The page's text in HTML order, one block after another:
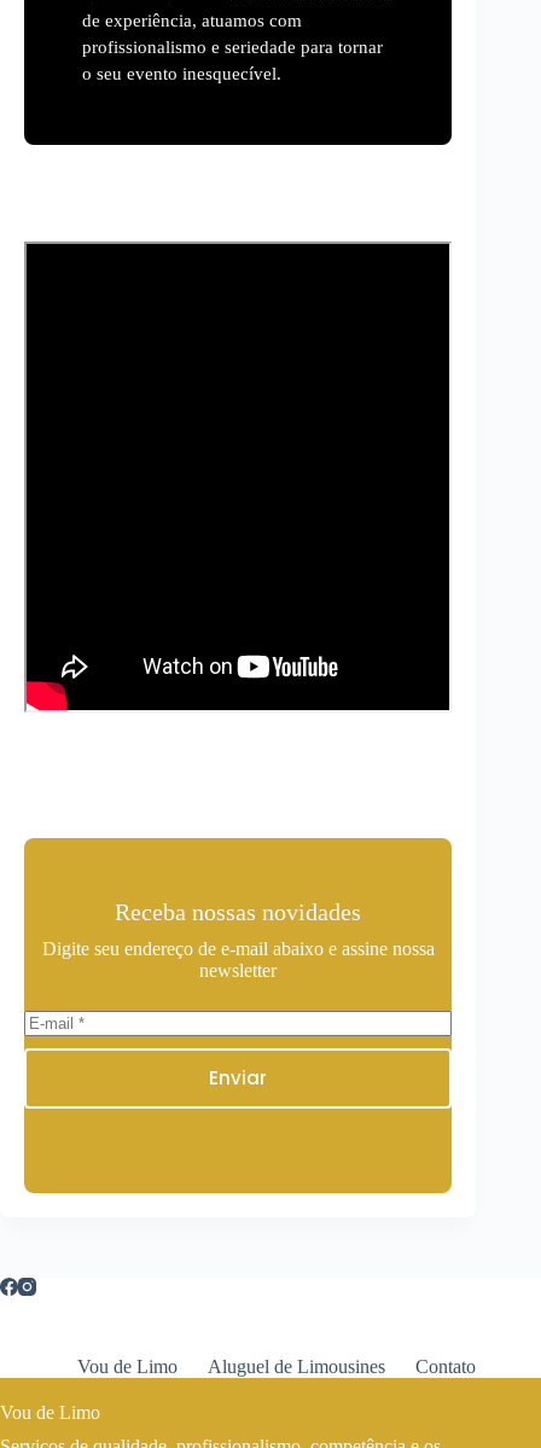
de experiência, atuamos com
profissionalismo e seriedade para tornar
o seu evento inesquecível.
Receba nossas novidades
Digite seu endereço de e-mail abaixo e assine nossa
newsletter
Enviar
Vou de Limo Aluguel de Limousines Contato
Vou de Limo